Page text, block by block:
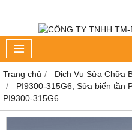
Trang chủ
Dịch Vụ Sửa Chữa
PI9300-315G6, Sửa biến tần
PI9300-315G6